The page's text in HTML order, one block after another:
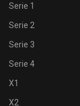
Serie 1
Serie 2
Serie 3
Serie 4
X1
X2